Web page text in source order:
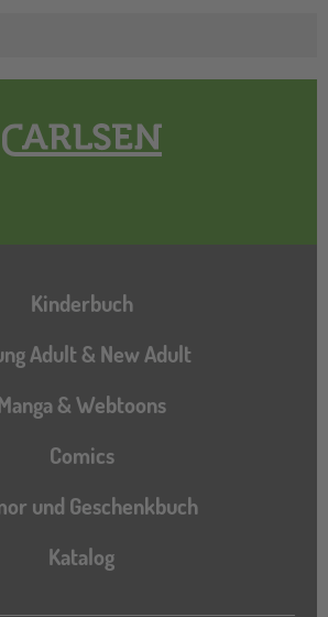
Kinderbuch
Adult & New Adult
& Webtoons
Comics
und Geschenkbuch
Katalog
Katalog